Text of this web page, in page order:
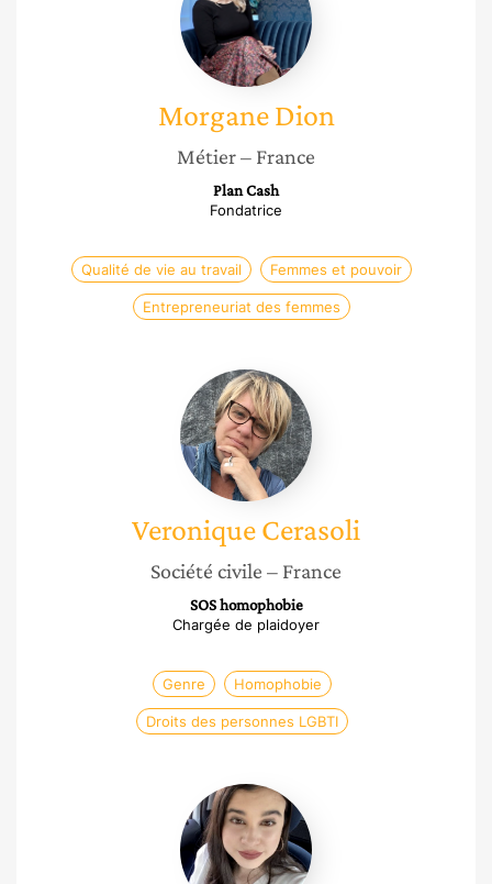
Morgane Dion
Métier– France
Plan Cash
Fondatrice
Qualité de vie au travail Femmes et pouvoir
Entrepreneuriat des femmes
Veronique
Cerasoli
VeroniqueCerasoli
Société civile – France
SOS homophobie
Chargée de plaidoyer
Genre Homophobie
Droits des personnes LGBTI
Tathiana
Bensafa